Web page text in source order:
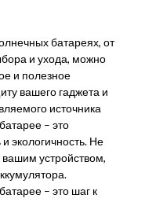
батареях, от
и ухода, можно
и полезное
вашего гаджета и
источника
– это
экологичность. Не
вашим устройством,
– это шаг к